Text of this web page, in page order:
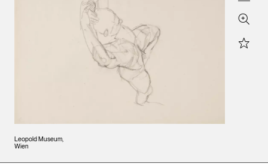
Leopold Museum,
Wien
Zoom
Star